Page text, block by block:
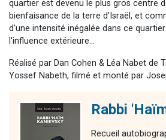
quartier est devenu le plus gros centre
bienfaisance de la terre d'Israël, et
d'une intensité inégalée dans ce
l'influence extérieure...
Réalisé par Dan Cohen & Léa Nabet de
Yossef Nabeth, filmé et monté par
Rabbi
Recueil